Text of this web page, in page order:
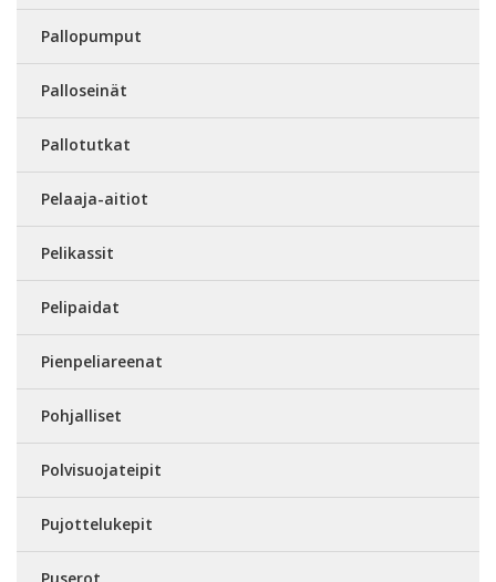
Pallopumput
Palloseinät
Pallotutkat
Pelaaja-aitiot
Pelikassit
Pelipaidat
Pienpeliareenat
Pohjalliset
Polvisuojateipit
Pujottelukepit